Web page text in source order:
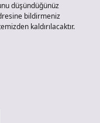
düşündüğünüz
bildirmeniz
kaldırılacaktır.